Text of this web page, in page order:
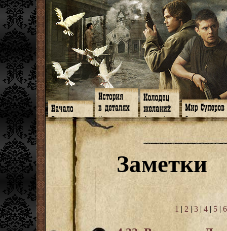
Главная
Программа
Форум
Facebook
Гостевая
Книги
Галереи
Музыка
Видео
Субтитры
Заметки
Мысли
Откровение
Арт-кафе
Игромания
Фанфики
Фанарт
Анекдоты
Передоз
Страшилки
Знакомство
Обитатели
Семейное
Дневник
СИЗО
Суперы от и
Заметки
1 | 2 | 3 | 4 | 5 |6